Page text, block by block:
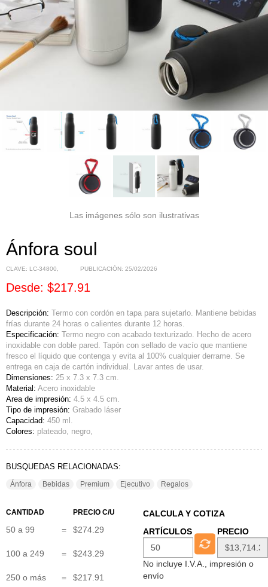
Las imágenes sólo son ilustrativas
Ánfora soul
CLAVE: LC-34800 PUBLICACIÓN: 25/02/2026
Desde: $217.91
Descripción: Termo con cordón en tapa para sujetarlo. Mantiene bebidas
frías durante 24 horas o calientes durante 12 horas.
Especificación: Termo negro con acabado texturizado. Hecho de acero
inoxidable con doble pared. Tapón con sellado de vacío que mantiene
fresco el líquido que contenga y evita al 100% cualquier derrame. Se
entrega en caja de cartón individual. Lavar antes de usar.
Dimensiones: 25 x 7.3 x 7.3 cm.
Material: Acero inoxidable
Area de impresión: 4.5 x 4.5 cm.
Tipo de impresión: Grabado láser
Capacidad: 450 ml.
Colores: plateado, negro,
BUSQUEDAS RELACIONADAS:
Ánfora Bebidas Premium Ejecutivo Regalos
CANTIDAD PRECIO C/U
50 a 99 = $274.29
100 a 249 = $243.29
250 o más = $217.91
CALCULA Y COTIZA
ARTÍCULOS
PRECIO
No incluye I.V.A., impresión o
envío